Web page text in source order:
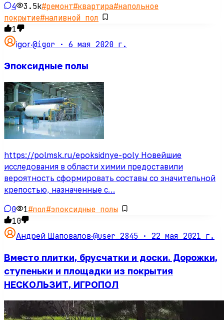
4 3.5k#ремонт#квартира#напольное
покрытие#наливной пол
1
igor·@igor · 6 мая 2020 г.
Эпоксидные полы
https://polmsk.ru/epoksidnye-poly Новейшие
исследования в области химии предоставили
вероятность сформировать составы со значительной
крепостью, назначенные с…
0 1#пол#эпоксидные полы
10
Андрей Шаповалов·@user_2845 · 22 мая 2021 г.
Вместо плитки, брусчатки и доски. Дорожки,
ступеньки и площадки из покрытия
НЕСКОЛЬЗИТ, ИГРОПОЛ